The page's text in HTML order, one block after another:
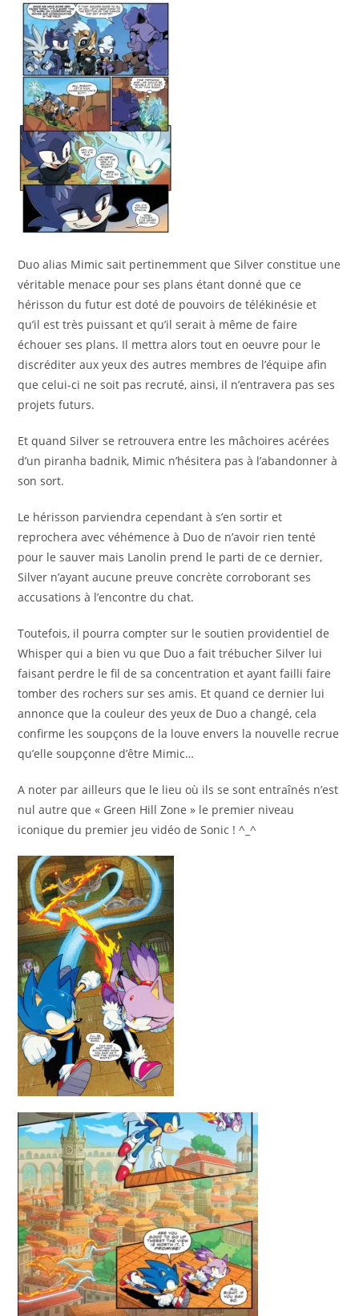
Duo alias Mimic sait pertinemment que Silver constitue une
véritable menace pour ses plans étant donné que ce
hérisson du futur est doté de pouvoirs de télékinésie et
qu’il est très puissant et qu’il serait à même de faire
échouer ses plans. Il mettra alors tout en oeuvre pour le
discréditer aux yeux des autres membres de l’équipe afin
que celui-ci ne soit pas recruté, ainsi, il n’entravera pas ses
projets futurs.
Et quand Silver se retrouvera entre les mâchoires acérées
d’un piranha badnik, Mimic n’hésitera pas à l’abandonner à
son sort.
Le hérisson parviendra cependant à s’en sortir et
reprochera avec véhémence à Duo de n’avoir rien tenté
pour le sauver mais Lanolin prend le parti de ce dernier,
Silver n’ayant aucune preuve concrète corroborant ses
accusations à l’encontre du chat.
Toutefois, il pourra compter sur le soutien providentiel de
Whisper qui a bien vu que Duo a fait trébucher Silver lui
faisant perdre le fil de sa concentration et ayant failli faire
tomber des rochers sur ses amis. Et quand ce dernier lui
annonce que la couleur des yeux de Duo a changé, cela
confirme les soupçons de la louve envers la nouvelle recrue
qu’elle soupçonne d’être Mimic…
A noter par ailleurs que le lieu où ils se sont entraînés n’est
nul autre que « Green Hill Zone » le premier niveau
iconique du premier jeu vidéo de Sonic ! ^_^